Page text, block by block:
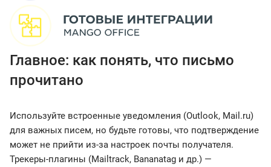
Главное: как понять, что письмо
прочитано
Используйте встроенные уведомления (Outlook, Mail.ru)
для важных писем, но будьте готовы, что подтверждение
может не прийти из-за настроек почты получателя.
Трекеры-плагины (Mailtrack, Bananatag и др.) —